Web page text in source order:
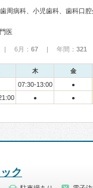
周病科、小児歯科、歯科口
医
| 6月： 67 | 年間： 321
木 金
07:30-13:00 ●
● ●
ク